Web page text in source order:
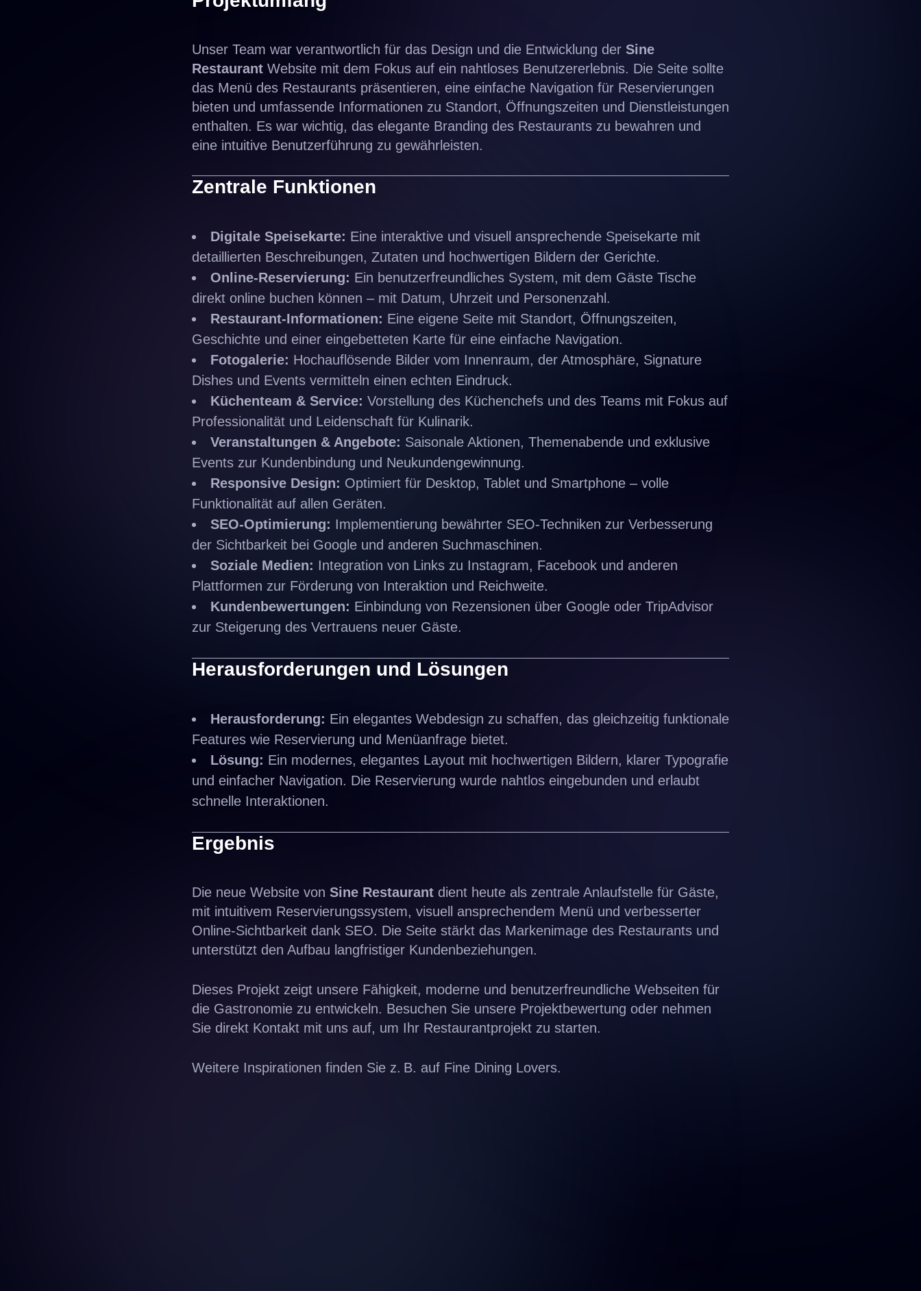
Unser Team war verantwortlich für das Design und die Entwicklung der Sine
Restaurant Website mit dem Fokus auf ein nahtloses Benutzererlebnis. Die Seite sollte
das Menü des Restaurants präsentieren, eine einfache Navigation für Reservierungen
bieten und umfassende Informationen zu Standort, Öffnungszeiten und Dienstleistungen
enthalten. Es war wichtig, das elegante Branding des Restaurants zu bewahren und
eine intuitive Benutzerführung zu gewährleisten.
Zentrale Funktionen
Digitale Speisekarte: Eine interaktive und visuell ansprechende Speisekarte mit
detaillierten Beschreibungen, Zutaten und hochwertigen Bildern der Gerichte.
Online-Reservierung: Ein benutzerfreundliches System, mit dem Gäste Tische
direkt online buchen können – mit Datum, Uhrzeit und Personenzahl.
Restaurant-Informationen: Eine eigene Seite mit Standort, Öffnungszeiten,
Geschichte und einer eingebetteten Karte für eine einfache Navigation.
Fotogalerie: Hochauflösende Bilder vom Innenraum, der Atmosphäre, Signature
Dishes und Events vermitteln einen echten Eindruck.
Küchenteam & Service: Vorstellung des Küchenchefs und des Teams mit Fokus auf
Professionalität und Leidenschaft für Kulinarik.
Veranstaltungen & Angebote: Saisonale Aktionen, Themenabende und exklusive
Events zur Kundenbindung und Neukundengewinnung.
Responsive Design: Optimiert für Desktop, Tablet und Smartphone – volle
Funktionalität auf allen Geräten.
SEO-Optimierung: Implementierung bewährter SEO-Techniken zur Verbesserung
der Sichtbarkeit bei Google und anderen Suchmaschinen.
Soziale Medien: Integration von Links zu Instagram, Facebook und anderen
Plattformen zur Förderung von Interaktion und Reichweite.
Kundenbewertungen: Einbindung von Rezensionen über Google oder TripAdvisor
zur Steigerung des Vertrauens neuer Gäste.
Herausforderungen und Lösungen
Herausforderung: Ein elegantes Webdesign zu schaffen, das gleichzeitig funktionale
Features wie Reservierung und Menüanfrage bietet.
Lösung: Ein modernes, elegantes Layout mit hochwertigen Bildern, klarer Typografie
und einfacher Navigation. Die Reservierung wurde nahtlos eingebunden und erlaubt
schnelle Interaktionen.
Ergebnis
Die neue Website von Sine Restaurant dient heute als zentrale Anlaufstelle für Gäste,
mit intuitivem Reservierungssystem, visuell ansprechendem Menü und verbesserter
Online-Sichtbarkeit dank SEO. Die Seite stärkt das Markenimage des Restaurants und
unterstützt den Aufbau langfristiger Kundenbeziehungen.
Dieses Projekt zeigt unsere Fähigkeit, moderne und benutzerfreundliche Webseiten für
die Gastronomie zu entwickeln. Besuchen Sie unsere Projektbewertung oder nehmen
Sie direkt Kontakt mit uns auf, um Ihr Restaurantprojekt zu starten.
Weitere Inspirationen finden Sie z. B. auf Fine Dining Lovers.